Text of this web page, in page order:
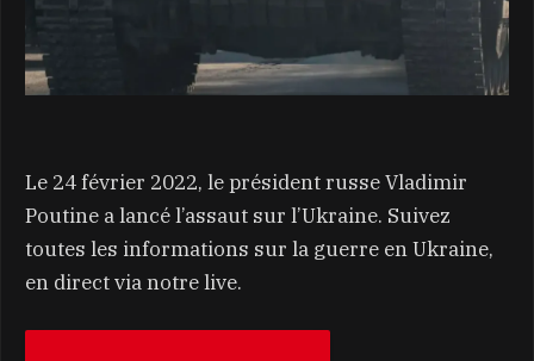
Le 24 février 2022, le président russe Vladimir
Poutine a lancé l’assaut sur l’Ukraine. Suivez
toutes les informations sur la guerre en Ukraine,
en direct via notre live.